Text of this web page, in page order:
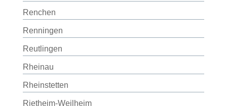
Renchen
Renningen
Reutlingen
Rheinau
Rheinstetten
Rietheim-Weilheim